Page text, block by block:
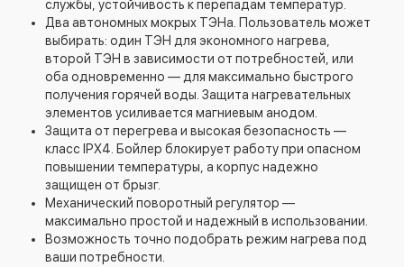
службы, устойчивость к перепадам температур.
Два автономных мокрых ТЭНа. Пользователь может
выбирать: один ТЭН для экономного нагрева,
второй ТЭН в зависимости от потребностей, или
оба одновременно — для максимально быстрого
получения горячей воды. Защита нагревательных
элементов усиливается магниевым анодом.
Защита от перегрева и высокая безопасность —
класс IPX4. Бойлер блокирует работу при опасном
повышении температуры, а корпус надежно
защищен от брызг.
Механический поворотный регулятор —
максимально простой и надежный в использовании.
Возможность точно подобрать режим нагрева под
ваши потребности.